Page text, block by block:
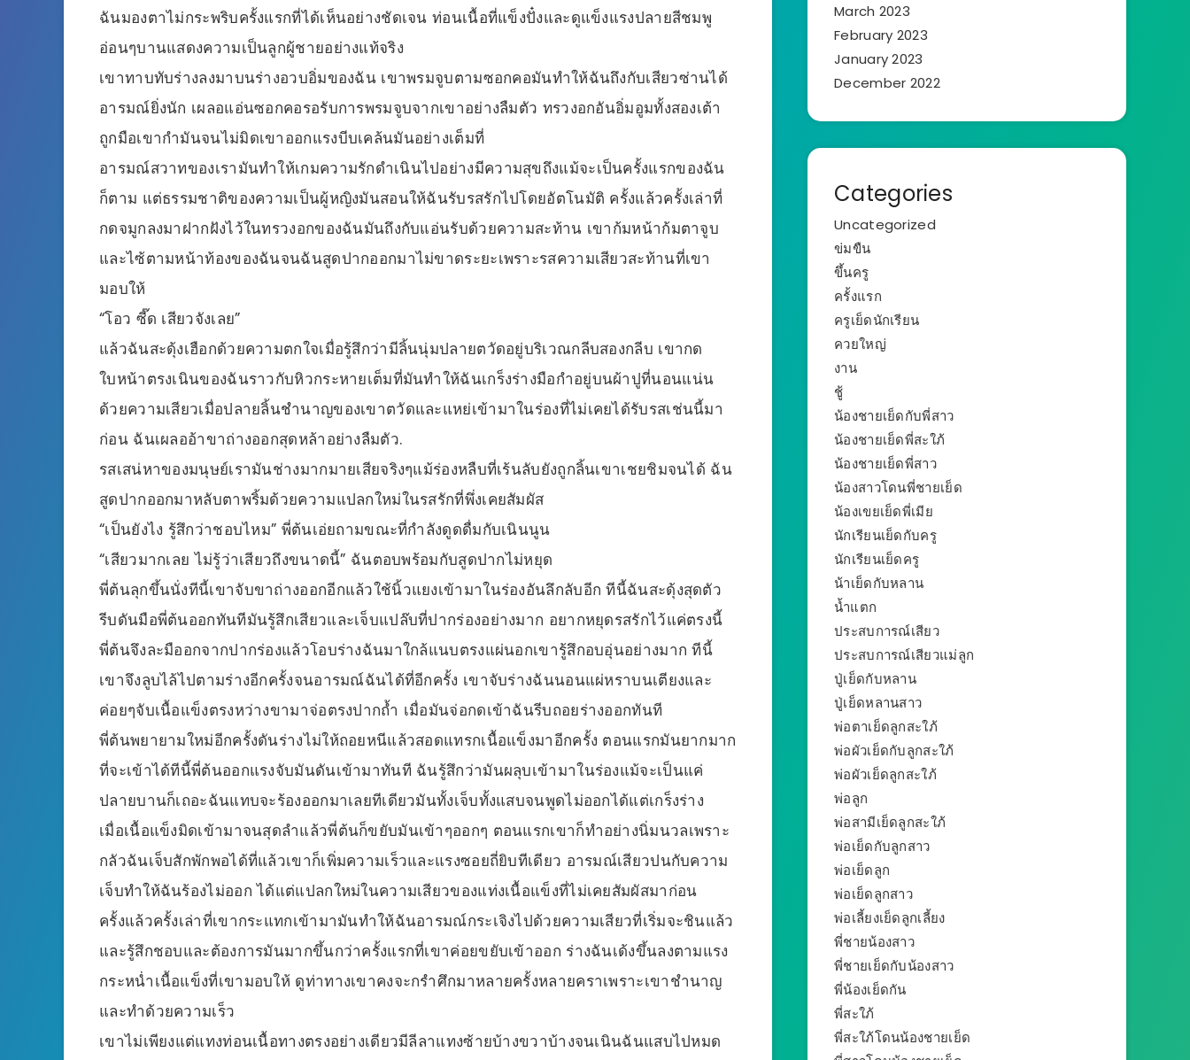
ฉันมองตาไม่กระพริบครั้งแรกที่ได้เห็นอย่างชัดเจน ท่อนเนื้อที่แข็งปั๋งและดูแข็งแรงปลายสีชมพู
อ่อนๆบานแสดงความเป็นลูกผู้ชายอย่างแท้จริง
เขาทาบทับร่างลงมาบนร่างอวบอิ่มของฉัน เขาพรมจูบตามซอกคอมันทำให้ฉันถึงกับเสียวซ่านได้
อารมณ์ยิ่งนัก เผลอแอ่นซอกคอรอรับการพรมจูบจากเขาอย่างลืมตัว ทรวงอกอันอิ่มอูมทั้งสองเต้า
ถูกมือเขากำมันจนไม่มิดเขาออกแรงบีบเคล้นมันอย่างเต็มที่
อารมณ์สวาทของเรามันทำให้เกมความรักดำเนินไปอย่างมีความสุขถึงแม้จะเป็นครั้งแรกของฉัน
ก็ตาม แต่ธรรมชาติของความเป็นผู้หญิงมันสอนให้ฉันรับรสรักไปโดยอัตโนมัติ ครั้งแล้วครั้งเล่าที่
กดจมูกลงมาฝากฝังไว้ในทรวงอกของฉันมันถึงกับแอ่นรับด้วยความสะท้าน เขาก้มหน้าก้มตาจูบ
และไซ้ตามหน้าท้องของฉันจนฉันสูดปากออกมาไม่ขาดระยะเพราะรสความเสียวสะท้านที่เขา
มอบให้
“โอว ซี๊ด เสียวจังเลย”
แล้วฉันสะดุ้งเฮือกด้วยความตกใจเมื่อรู้สึกว่ามีลิ้นนุ่มปลายตวัดอยู่บริเวณกลีบสองกลีบ เขากด
ใบหน้าตรงเนินของฉันราวกับหิวกระหายเต็มที่มันทำให้ฉันเกร็งร่างมือกำอยู่บนผ้าปูที่นอนแน่น
ด้วยความเสียวเมื่อปลายลิ้นชำนาญของเขาตวัดและแหย่เข้ามาในร่องที่ไม่เคยได้รับรสเช่นนี้มา
ก่อน ฉันเผลออ้าขาถ่างออกสุดหล้าอย่างลืมตัว.
รสเสน่หาของมนุษย์เรามันช่างมากมายเสียจริงๆแม้ร่องหลืบที่เร้นลับยังถูกลิ้นเขาเชยชิมจนได้ ฉัน
สูดปากออกมาหลับตาพริ้มด้วยความแปลกใหม่ในรสรักที่พึ่งเคยสัมผัส
“เป็นยังไง รู้สึกว่าชอบไหม” พี่ต้นเอ่ยถามขณะที่กำลังดูดดื่มกับเนินนูน
“เสียวมากเลย ไม่รู้ว่าเสียวถึงขนาดนี้” ฉันตอบพร้อมกับสูดปากไม่หยุด
พี่ต้นลุกขึ้นนั่งทีนี้เขาจับขาถ่างออกอีกแล้วใช้นิ้วแยงเข้ามาในร่องอันลึกลับอีก ทีนี้ฉันสะดุ้งสุดตัว
รีบดันมือพี่ต้นออกทันทีมันรู้สึกเสียวและเจ็บแปล๊บที่ปากร่องอย่างมาก อยากหยุดรสรักไว้แค่ตรงนี้
พี่ต้นจึงละมืออกจากปากร่องแล้วโอบร่างฉันมาใกล้แนบตรงแผ่นอกเขารู้สึกอบอุ่นอย่างมาก ทีนี้
เขาจึงลูบไล้ไปตามร่างอีกครั้งจนอารมณ์ฉันได้ที่อีกครั้ง เขาจับร่างฉันนอนแผ่หราบนเตียงและ
ค่อยๆจับเนื้อแข็งตรงหว่างขามาจ่อตรงปากถ้ำ เมื่อมันจ่อกดเข้าฉันรีบถอยร่างออกทันที
พี่ต้นพยายามใหม่อีกครั้งดันร่างไม่ให้ถอยหนีแล้วสอดแทรกเนื้อแข็งมาอีกครั้ง ตอนแรกมันยากมาก
ที่จะเข้าได้ทีนี้พี่ต้นออกแรงจับมันดันเข้ามาทันที ฉันรู้สึกว่ามันผลุบเข้ามาในร่องแม้จะเป็นแค่
ปลายบานก็เถอะฉันแทบจะร้องออกมาเลยทีเดียวมันทั้งเจ็บทั้งแสบจนพูดไม่ออกได้แต่เกร็งร่าง
เมื่อเนื้อแข็งมิดเข้ามาจนสุดลำแล้วพี่ต้นก็ขยับมันเข้าๆออกๆ ตอนแรกเขาก็ทำอย่างนิ่มนวลเพราะ
กลัวฉันเจ็บสักพักพอได้ที่แล้วเขาก็เพิ่มความเร็วและแรงซอยถี่ยิบทีเดียว อารมณ์เสียวปนกับความ
เจ็บทำให้ฉันร้องไม่ออก ได้แต่แปลกใหม่ในความเสียวของแท่งเนื้อแข็งที่ไม่เคยสัมผัสมาก่อน
ครั้งแล้วครั้งเล่าที่เขากระแทกเข้ามามันทำให้ฉันอารมณ์กระเจิงไปด้วยความเสียวที่เริ่มจะชินแล้ว
และรู้สึกชอบและต้องการมันมากขึ้นกว่าครั้งแรกที่เขาค่อยขยับเข้าออก ร่างฉันเด้งขึ้นลงตามแรง
กระหน่ำเนื้อแข็งที่เขามอบให้ ดูท่าทางเขาคงจะกรำศึกมาหลายครั้งหลายคราเพราะเขาชำนาญ
และทำด้วยความเร็ว
เขาไม่เพียงแต่แทงท่อนเนื้อทางตรงอย่างเดียวมีลีลาแทงซ้ายบ้างขวาบ้างจนเนินฉันแสบไปหมด
March 2023
February 2023
January 2023
December 2022
Categories
Uncategorized
ข่มขืน
ขึ้นครู
ครั้งแรก
ครูเย็ดนักเรียน
ควยใหญ่
งาน
ชู้
น้องชายเย็ดกับพี่สาว
น้องชายเย็ดพี่สะใภ้
น้องชายเย็ดพี่สาว
น้องสาวโดนพี่ชายเย็ด
น้องเขยเย็ดพี่เมีย
นักเรียนเย็ดกับครู
นักเรียนเย็ดครู
น้าเย็ดกับหลาน
น้ำแตก
ประสบการณ์เสียว
ประสบการณ์เสียวแม่ลูก
ปู่เย็ดกับหลาน
ปู่เย็ดหลานสาว
พ่อตาเย็ดลูกสะใภ้
พ่อผัวเย็ดกับลูกสะใภ้
พ่อผัวเย็ดลูกสะใภ้
พ่อลูก
พ่อสามีเย็ดลูกสะใภ้
พ่อเย็ดกับลูกสาว
พ่อเย็ดลูก
พ่อเย็ดลูกสาว
พ่อเลี้ยงเย็ดลูกเลี้ยง
พี่ชายน้องสาว
พี่ชายเย็ดกับน้องสาว
พี่น้องเย็ดกัน
พี่สะใภ้
พี่สะใภ้โดนน้องชายเย็ด